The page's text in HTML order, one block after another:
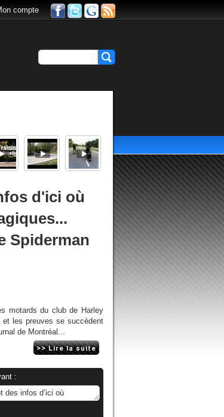
compte
d'ici où
Spiderman
motards du club de Harley
et les preuves se succèdent
de Montréal...
: